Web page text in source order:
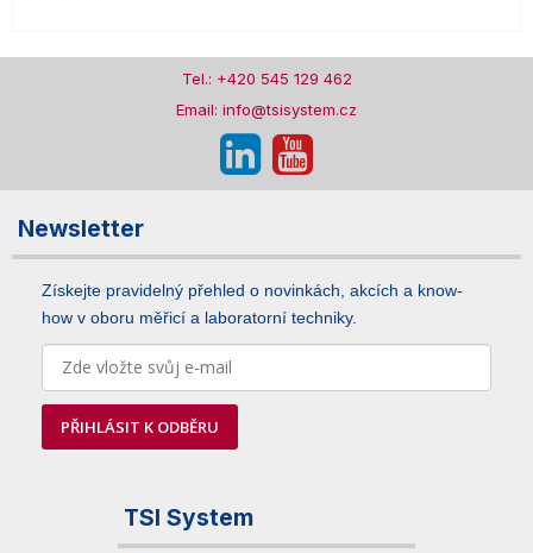
Tel.: +420 545 129 462
Email: info@tsisystem.cz
Newsletter
Získejte pravidelný přehled o novinkách, akcích a know-
how v oboru měřicí a laboratorní techniky.
PŘIHLÁSIT K ODBĚRU
TSI System